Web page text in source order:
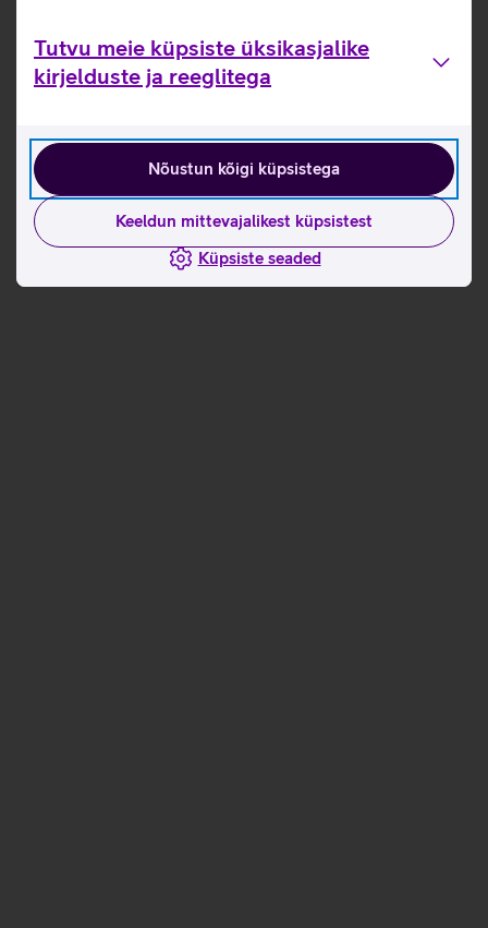
Tutvu meie küpsiste üksikasjalike
kirjelduste ja reeglitega
Nõustun kõigi küpsistega
Keeldun mittevajalikest küpsistest
Küpsiste seaded